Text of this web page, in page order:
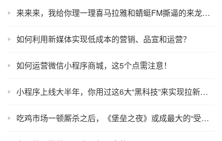
来来来，我给你理一理喜马拉雅和蜻蜓FM撕逼的来龙去脉！
如何利用新媒体实现低成本的营销、品宣和运营？
如何运营微信小程序商城，这5个点需注意！
小程序上线大半年，你用过这6大“黑科技”来实现拉新吗？
吃鸡市场一顿厮杀之后，《堡垒之夜》或成最大的“受益者”